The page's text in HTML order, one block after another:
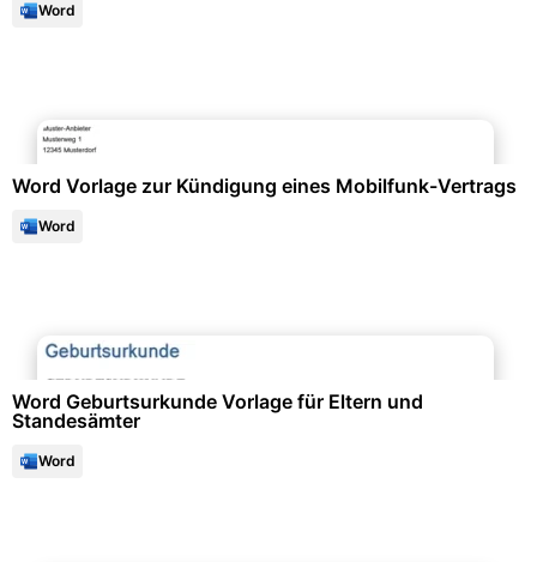
Word
Word Vorlage zur Kündigung eines Mobilfunk-Vertrags
Word
Word Geburtsurkunde Vorlage für Eltern und
Standesämter
Word